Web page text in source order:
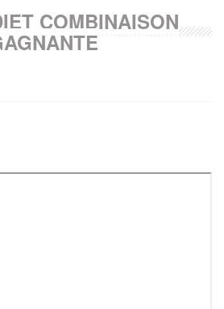
COMBINAISON